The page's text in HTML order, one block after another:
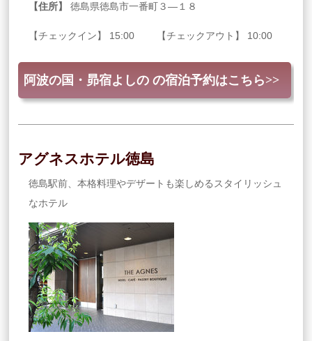
【住所】 徳島県徳島市一番町３―１８
【チェックイン】 15:00 【チェックアウト】 10:00
阿波の国・昴宿よしの の宿泊予約はこちら>>
アグネスホテル徳島
徳島駅前、本格料理やデザートも楽しめるスタイリッシュ
なホテル